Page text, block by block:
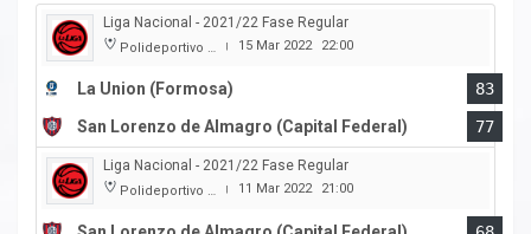
Liga Nacional - 2021/22 Fase Regular
Polideportivo Cincuentenario | 15 Mar 2022 22:00
La Union (Formosa)
83
San Lorenzo de Almagro (Capital Federal)
77
Liga Nacional - 2021/22 Fase Regular
Polideportivo Roberto Pando | 11 Mar 2022 21:00